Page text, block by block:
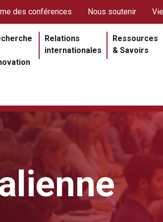
Relations
internationales
Ressources
& Savoirs
rouges
des conférences Nous soutenir
Section